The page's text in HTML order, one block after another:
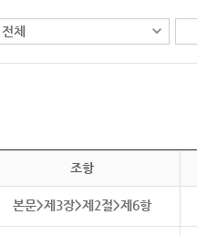
조항
본문>제3장>제2절>제6항